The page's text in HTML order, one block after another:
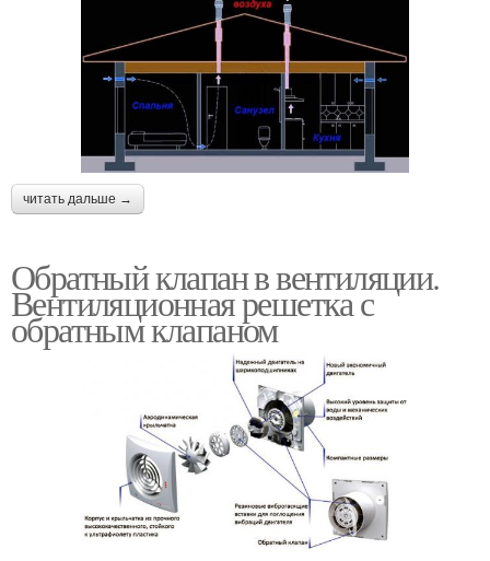
читать дальше →
Обратный клапан в вентиляции.
Вентиляционная решетка с
обратным клапаном